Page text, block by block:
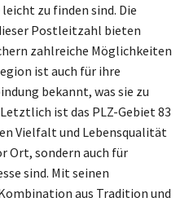
zu finden sind. Die
Postleitzahl bieten
zahlreiche Möglichkeiten
ist auch für ihre
bekannt, was sie zu
ist das PLZ-Gebiet 83
Vielfalt und Lebensqualität
Ort, sondern auch für
sind. Mit seinen
aus Tradition und